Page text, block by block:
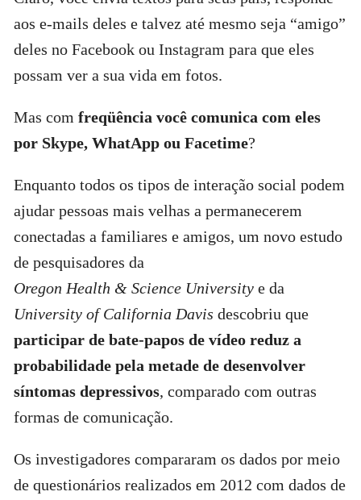
aos e-mails deles e talvez até mesmo seja “amigo”
deles no Facebook ou Instagram para que eles
possam ver a sua vida em fotos.
Mas comfreqüência você comunica com eles
por Skype, WhatApp ou Facetime?
Enquanto todos os tipos de interação social podem
ajudar pessoas mais velhas a permanecerem
conectadas a familiares e amigos, um novo estudo
de pesquisadores da
Oregon Health & Science University e da
University of California Davis descobriu que
participar de bate-papos de vídeo reduz a
probabilidade pela metade de desenvolver
síntomas depressivos, comparado com outras
formas de comunicação.
Os investigadores compararam os dados por meio
de questionários realizados em 2012 com dados de